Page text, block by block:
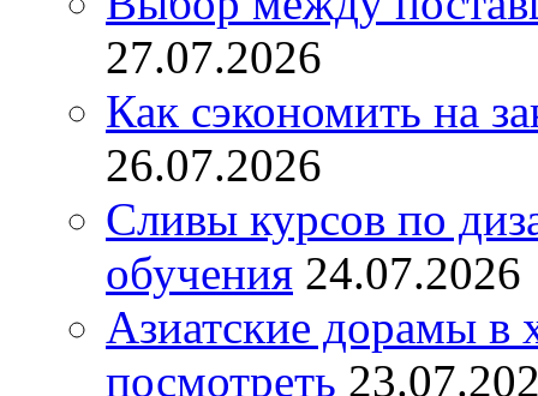
27.07.2026
Как сэкономить на
26.07.2026
Сливы курсов по
обучения 24.07.2026
Азиатские дорамы в
посмотреть